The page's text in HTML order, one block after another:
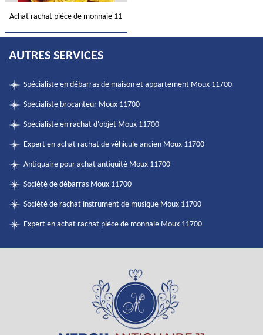
Achat rachat pièce de monnaie 11
AUTRES SERVICES
Spécialiste en débarras de maison et appartement Moux 11700
Spécialiste brocanteur Moux 11700
Spécialiste en rachat d'objet Moux 11700
Expert en achat rachat de véhicule ancien Moux 11700
Antiquaire pour achat antiquité Moux 11700
Société de débarras Moux 11700
Société de rachat instrument de musique Moux 11700
Expert en achat rachat pièce de monnaie Moux 11700